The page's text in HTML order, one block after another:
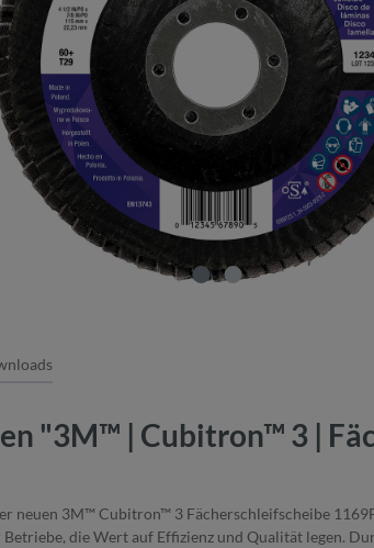
"3M™ | Cubitron™ 3 |
neuen 3M™ Cubitron™ 3 Fächerschleifscheibe
die Wert auf Effizienz und Qualität legen.